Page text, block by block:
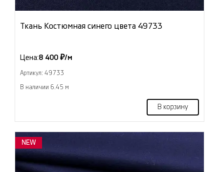
Ткань Костюмная синего цвета 49733
Цена:8 400 ₽/м
Артикул: 49733
В наличии 6.45 м
В корзину
NEW